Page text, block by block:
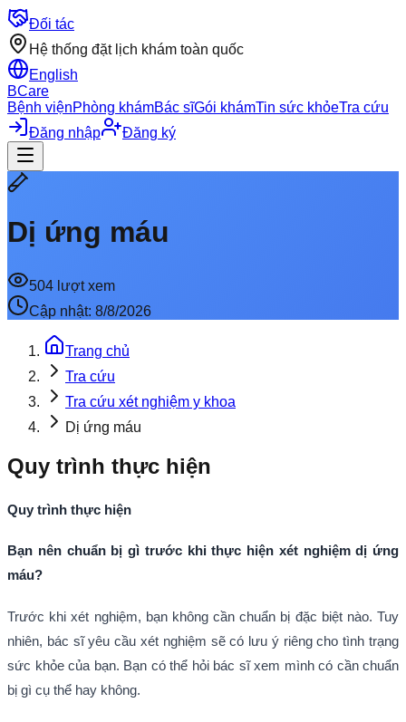
Đối tác
Hệ thống đặt lịch khám toàn quốc
English
BCare
Bệnh việnPhòng khámBác sĩGói khámTin sức khỏeTra cứu
Đăng nhập
Đăng ký
Dị ứng máu
504 lượt xem
Cập nhật: 8/8/2026
Trang chủ
Tra cứu
Tra cứu xét nghiệm y khoa
Dị ứng máu
Quy trình thực hiện
Quy trình thực hiện
Bạn nên chuẩn bị gì trước khi thực hiện xét nghiệm dị ứng
máu?
Trước khi xét nghiệm, bạn không cần chuẩn bị đặc biệt nào. Tuy
nhiên, bác sĩ yêu cầu xét nghiệm sẽ có lưu ý riêng cho tình trạng
sức khỏe của bạn. Bạn có thể hỏi bác sĩ xem mình có cần chuẩn
bị gì cụ thể hay không.